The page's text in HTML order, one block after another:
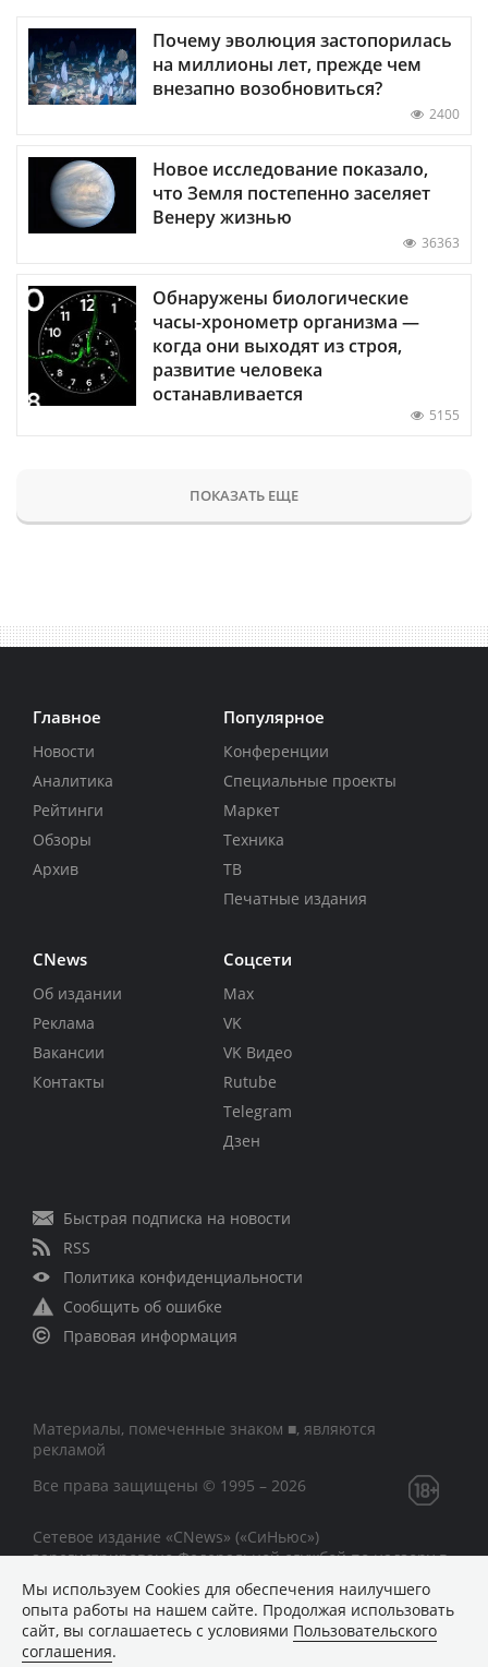
Почему эволюция застопорилась
на миллионы лет, прежде чем
внезапно возобновиться?
2400
Новое исследование показало,
что Земля постепенно заселяет
Венеру жизнью
36363
Обнаружены биологические
часы-хронометр организма —
когда они выходят из строя,
развитие человека
останавливается
5155
ПОКАЗАТЬ ЕЩЕ
Главное
Новости
Аналитика
Рейтинги
Обзоры
Архив
Популярное
Конференции
Специальные проекты
Маркет
Техника
ТВ
Печатные издания
CNews
Об издании
Реклама
Вакансии
Контакты
Соцсети
Max
VK
VK Видео
Rutube
Telegram
Дзен
Быстрая подписка на новости
RSS
Политика конфиденциальности
Сообщить об ошибке
Правовая информация
Материалы, помеченные знаком ■, являются
рекламой
Все права защищены © 1995 – 2026
Сетевое издание «CNews» («СиНьюс»)
зарегистрировано Федеральной службой по надзору в
коммуникаций 09.11.2018 за номером Эл № ФС77 –
74283
Мы используем Сookies для обеспечения наилучшего
опыта работы на нашем сайте. Продолжая использовать
сайт, вы соглашаетесь с условиями Пользовательского
соглашения.